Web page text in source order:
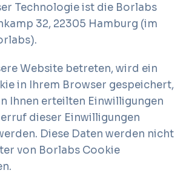
Technologie ist die Borlabs
32, 22305 Hamburg (im
Website betreten, wird ein
in Ihrem Browser gespeichert,
Ihnen erteilten Einwilligungen
dieser Einwilligungen
Diese Daten werden nicht
von Borlabs Cookie